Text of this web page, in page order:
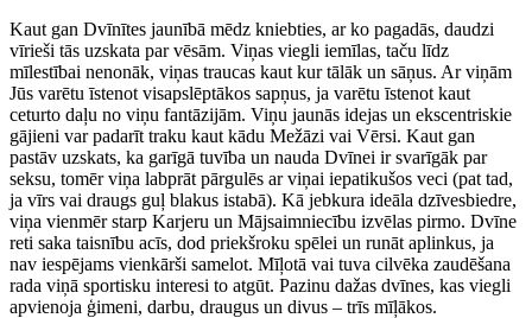
Kaut gan Dvīnītes jaunībā mēdz kniebties, ar ko pagadās, daudzi
vīrieši tās uzskata par vēsām. Viņas viegli iemīlas, taču līdz
mīlestībai nenonāk, viņas traucas kaut kur tālāk un sāņus. Ar viņām
Jūs varētu īstenot visapslēptākos sapņus, ja varētu īstenot kaut
ceturto daļu no viņu fantāzijām. Viņu jaunās idejas un ekscentriskie
gājieni var padarīt traku kaut kādu Mežāzi vai Vērsi. Kaut gan
pastāv uzskats, ka garīgā tuvība un nauda Dvīnei ir svarīgāk par
seksu, tomēr viņa labprāt pārgulēs ar viņai iepatikušos veci (pat tad,
ja vīrs vai draugs guļ blakus istabā). Kā jebkura ideāla dzīvesbiedre,
viņa vienmēr starp Karjeru un Mājsaimniecību izvēlas pirmo. Dvīne
reti saka taisnību acīs, dod priekšroku spēlei un runāt aplinkus, ja
nav iespējams vienkārši samelot. Mīļotā vai tuva cilvēka zaudēšana
rada viņā sportisku interesi to atgūt. Pazinu dažas dvīnes, kas viegli
apvienoja ģimeni, darbu, draugus un divus – trīs mīļākos.